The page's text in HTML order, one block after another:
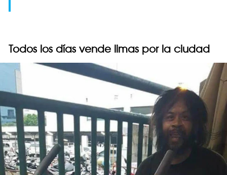
Todos los días vende limas por la ciudad